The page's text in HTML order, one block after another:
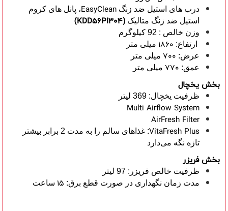
درب های استیل ضد زنگ EasyClean، پانل های کروم
استیل ضد زنگ متالیک (
KDD56PI304
)
وزن خالص : 92 کیلوگرم
ارتفاع: 1860 میلی متر
عرض: 700 میلی متر
عمق: 770 میلی متر
بخش یخچال
ظرفیت یخچال: 369 لیتر
Multi Airflow System
AirFresh Filter
VitaFresh Plus
: غذاهای سالم را به مدت 2 برابر بیشتر
تازه نگه می‌دارد
بخش فریزر
ظرفیت خالص فریزر: 97 لیتر
مدت زمان نگهداری در صورت قطع برق: 15 ساعت